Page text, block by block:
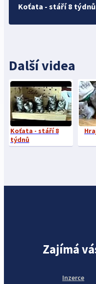
Koťata - stáří 8 týdnů
Další videa
Koťata - stáří 8
týdnů
Zajímá
Inzerce